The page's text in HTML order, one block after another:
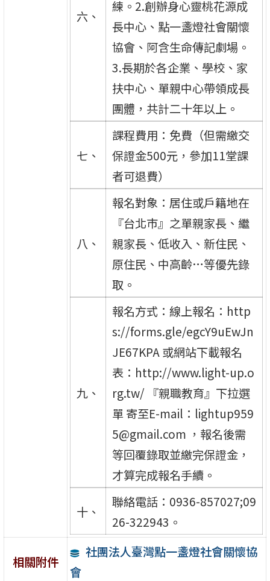
六、
練。2.創辦身心靈桃花源成
長中心、點一盞燈社會關懷
協會、阿含生命傳記劇場。
3.長期於各企業、學校、家
扶中心、單親中心帶領成長
團體，共計二十年以上。
七、
課程費用：免費（但需繳交
保證金500元，參加11堂課
者可退費）
八、
報名對象：居住或戶籍地在
『台北巿』之單親家長、繼
親家長、低收入、新住民、
原住民、中高齡…等優先錄
取。
九、
報名方式：線上報名：http
s://forms.gle/egcY9uEwJn
JE67KPA 或網站下載報名
表：http://www.light-up.o
rg.tw/ 『親職教育』下拉選
單 寄至E-mail：lightup959
5@gmail.com ，報名後需
等回覆錄取並繳完保證金，
才算完成報名手續。
十、
聯絡電話：0936-857027;09
26-322943。
相關附件
社團法人臺灣點一盞燈社會關懷協
會